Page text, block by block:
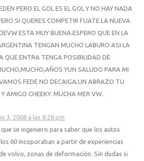
PERO EL GOL ES EL GOL Y NO HAY NADA
SI QUERES COMPETIR FIJATE LA NUEVA
ESTA MUY BUENA.ESPERO QUE EN LA
TENGAN MUCHO LABURO ASI LA
QUE ENTRA TENGA POSIBILIDAD DE
YUN SALUDO PARA MI
FEDE NO DECAIGA,UN ABRAZO TU
AMIGO CHEEKY. MUCHA MER VW.
3, 2008 a las 8:28 pm
se ingeniero para saber que los autos
60 incoporaban a partir de experiencias
volvo, zonas de deformación. Sin dudas si